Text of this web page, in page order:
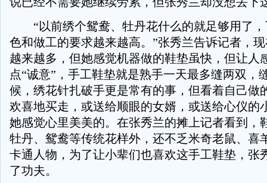
“以前绣个鸳鸯、牡丹花什么的就足够用了，
色和做工的要求越来越高。”张秀兰告诉记者，
越来越多，但她感觉机器做的鞋垫虽快，但让人
点“诚意”，手工鞋垫就是熟手一天最多缝两双，
候，绣花针扎破手更是常有的事，但看着自己做
欢喜地买走，或送给顺眼的女婿，或送给心仪的
她感觉心里美美的。在张秀兰的摊上记者看到，
牡丹、鸳鸯等传统花样外，还不乏米奇老鼠、喜
卡通人物，为了让小辈们也喜欢这手工鞋垫，张
了功夫。